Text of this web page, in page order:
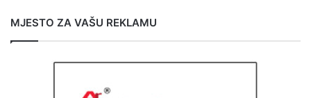
MJESTO ZA VAŠU REKLAMU